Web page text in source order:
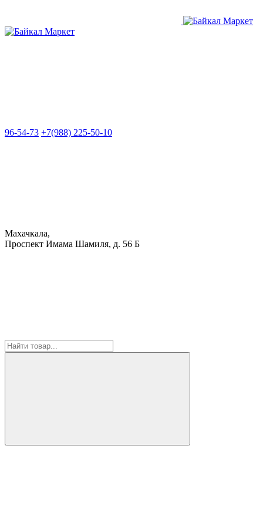
96-54-73 +7(988) 225-50-10
Махачкала,
Проспект Имама Шамиля, д. 56 Б